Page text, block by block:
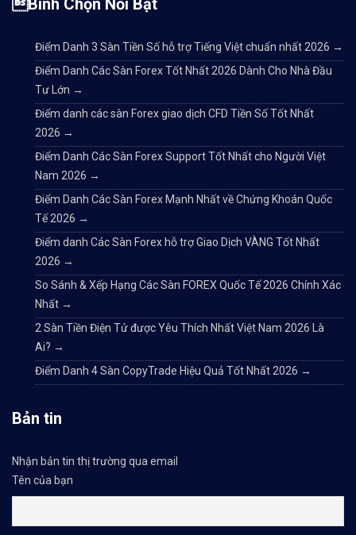
Điểm Danh 3 Sàn Tiền Số hỗ trợ Tiếng Việt chuẩn nhất 2026 →
Điểm Danh Các Sàn Forex Tốt Nhất 2026 Dành Cho Nhà Đầu
Tư Lớn →
Điểm danh các sàn Forex giao dịch CFD Tiền Số Tốt Nhất
2026 →
Điểm Danh Các Sàn Forex Support Tốt Nhất cho Người Việt
Nam 2026 →
Điểm Danh Các Sàn Forex Mạnh Nhất về Chứng Khoán Quốc
Tế 2026 →
Điểm danh Các Sàn Forex hỗ trợ Giao Dịch VÀNG Tốt Nhất
2026 →
So Sánh & Xếp Hạng Các Sàn FOREX Quốc Tế 2026 Chính Xác
Nhất →
2 Sàn Tiền Điện Tử được Yêu Thích Nhất Việt Nam 2026 Là
Ai? →
Điểm Danh 4 Sàn CopyTrade Hiệu Quả Tốt Nhất 2026 →
Bản tin
Nhận bản tin thị trường qua email
Tên của bạn